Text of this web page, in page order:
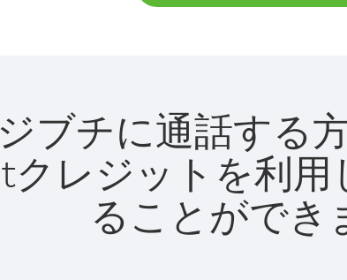
ブチに通話する
クレジットを利
ることができ